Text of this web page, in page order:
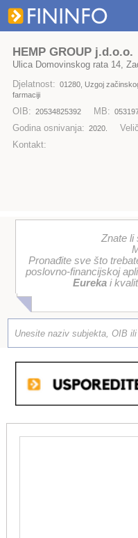
HEMP GROUP j.d.o.o.
Ulica Domovinskog rata 14,
Djelatnost: 01280, Uzgoj
farmaciji
OIB: 20534825392 MB:
Godina osnivanja: 2020.
Kontakt:
Znate li
Pronađite sve što
poslovno-financijskoj
Eurekai